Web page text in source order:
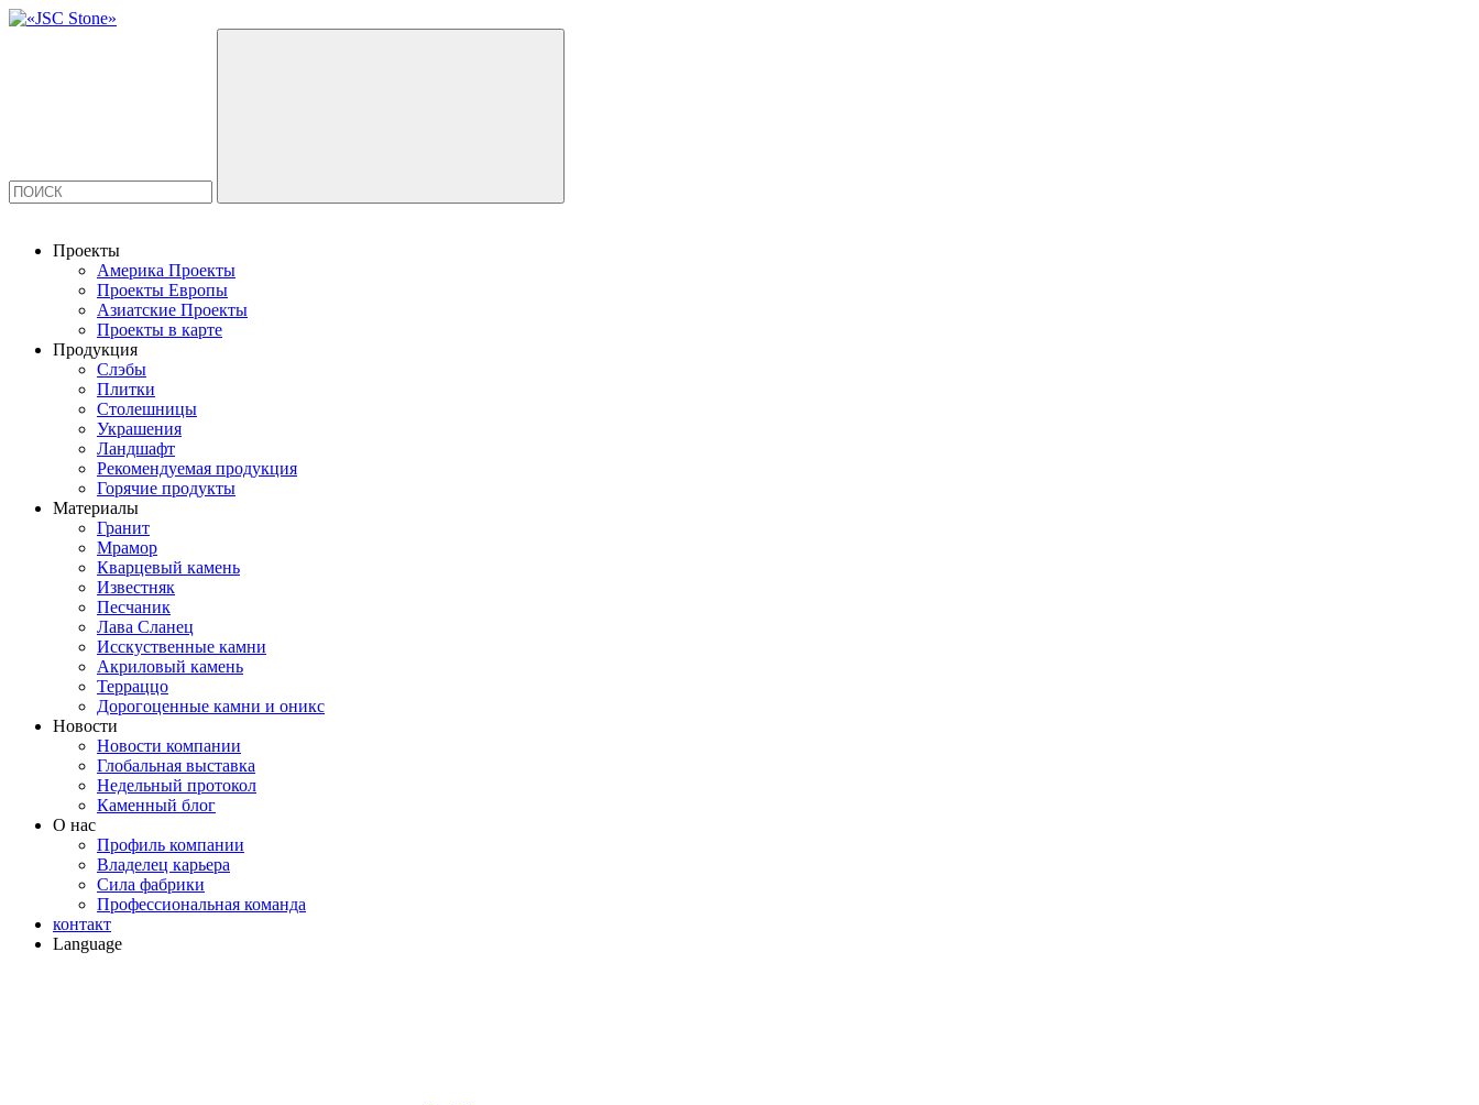
Проекты
Америка Проекты
Проекты Европы
Азиатские Проекты
Проекты в карте
Продукция
Слэбы
Плитки
Столешницы
Украшения
Ландшафт
Рекомендуемая продукция
Горячие продукты
Материалы
Гранит
Мрамор
Кварцевый камень
Известняк
Песчаник
Лава Сланец
Исскуственные камни
Акриловый камень
Терраццо
Дорогоценные камни и оникс
Новости
Новости компании
Глобальная выставка
Недельный протокол
Каменный блог
О нас
Профиль компании
Владелец карьера
Сила фабрики
Профессиональная команда
контакт
Language